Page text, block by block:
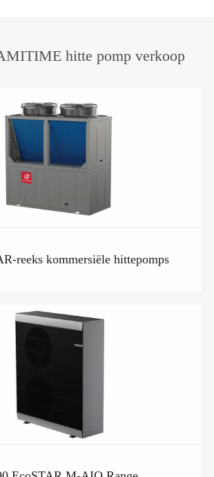
hitte pomp verkoop
reeks kommersiële hittepomps